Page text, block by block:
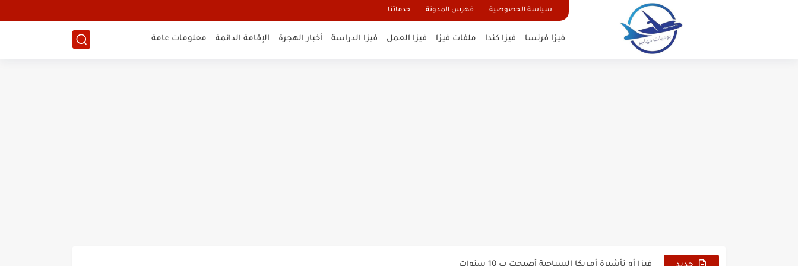
سياسة الخصوصية فهرس المدونة خدماتنا
فيزا فرنسا فيزا كندا ملفات فيزا فيزا العمل فيزا الدراسة أخبار الهجرة الإقامة الدائمة معلومات عامة